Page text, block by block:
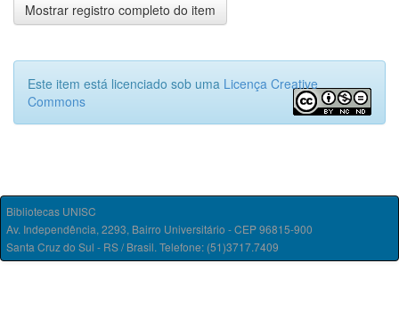
Mostrar registro completo do item
Este item está licenciado sob uma Licença Creative
Commons
Bibliotecas UNISC
Av. Independência, 2293, Bairro Universitário - CEP 96815-900
Santa Cruz do Sul - RS / Brasil. Telefone: (51)3717.7409